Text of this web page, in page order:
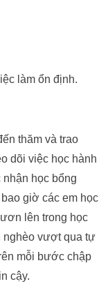
làm ổn định.
thăm và trao
dõi việc học hành
học bổng
giờ các em học
lên trong học
nghèo vượt qua tự
mỗi bước chập
cậy.